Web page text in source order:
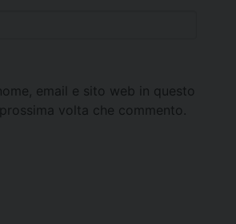
email e sito web in questo
volta che commento.